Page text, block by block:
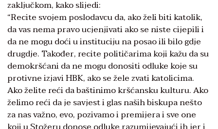
zaključkom, kako slijedi:
“Recite svojem poslodavcu da, ako želi biti katolik,
da vas nema pravo ucjenjivati ako se niste cijepili i
da ne mogu doći u instituciju na posao ili bilo gdje
drugdje. Također, recite političarima koji kažu da su
demokršćani da ne mogu donositi odluke koje su
protivne izjavi HBK, ako se žele zvati katolicima.
Ako želite reći da baštinimo kršćansku kulturu. Ako
želimo reći da je savjest i glas naših biskupa nešto
za nas važno, evo, pozivamo i premijera i sve one